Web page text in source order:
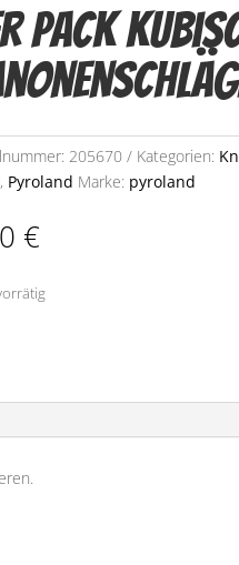
Pack
205670 Kategorien:
, Pyroland Marke: pyroland
€